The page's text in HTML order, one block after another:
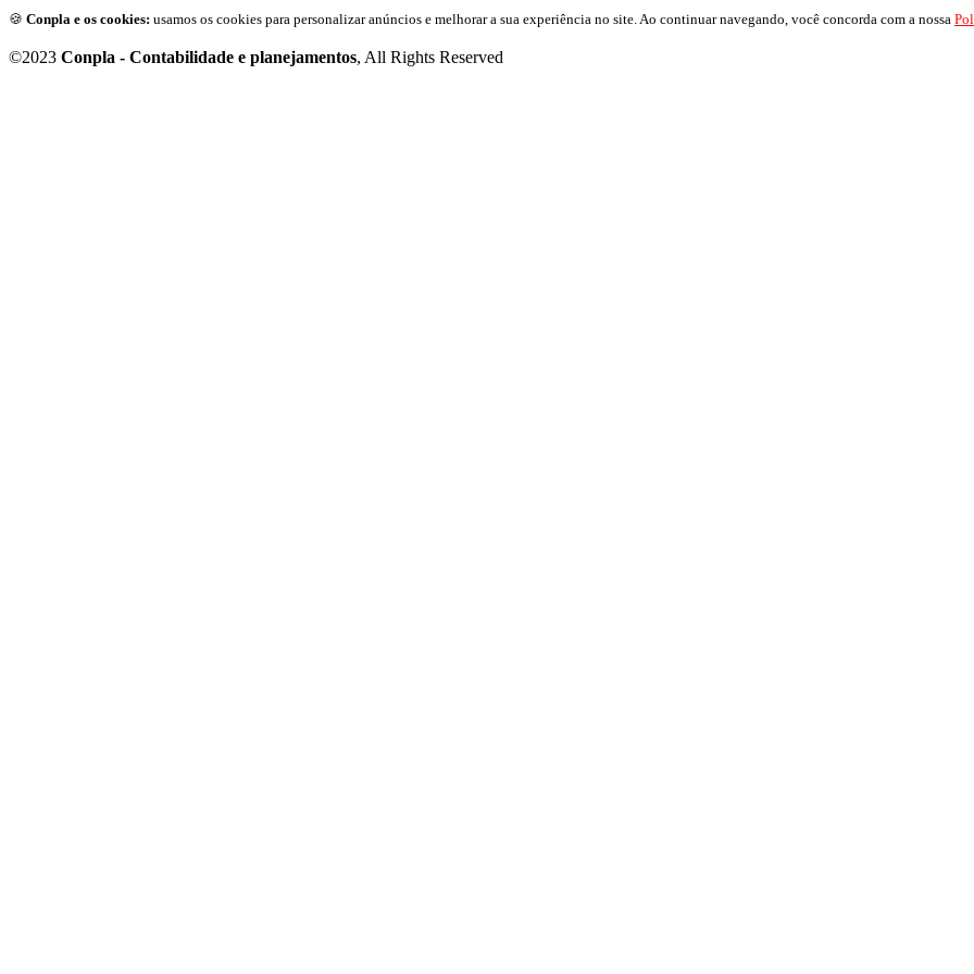
🍪 Conpla e os cookies: usamos os cookies para personalizar anúncios e melhorar a sua experiência no site. Ao continuar navegando, você concorda com a nossa
©2023 Conpla - Contabilidade e planejamentos, All Rights Reserved